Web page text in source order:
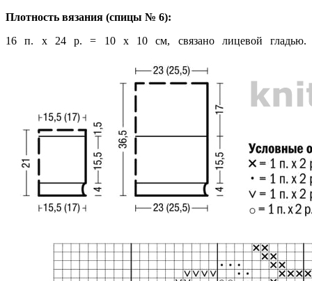
Плотность вязания (спицы № 6):
16 п. х 24 р. = 10 х 10 см, связано лицевой гладью.